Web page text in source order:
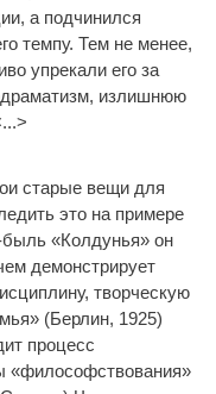
а подчинился
темпу. Тем не менее,
упрекали его за
излишнюю
старые вещи для
это на примере
быль «Колдунья» он
демонстрирует
творческую
(Берлин, 1925)
процесс
«философствования»